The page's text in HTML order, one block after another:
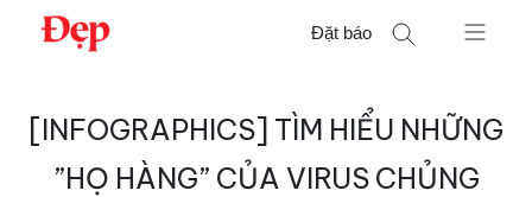
Chuyển
Đặt báo
kiếm
cho:
[INFOGRAPHICS] TÌM HIỂU NHỮNG
”HỌ HÀNG” CỦA VIRUS CHỦNG